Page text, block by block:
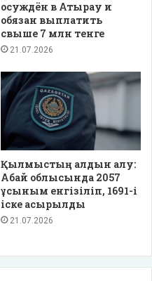
осуждён в Атырау и
обязан выплатить
свыше 7 млн тенге
21.07.2026
Қылмыстың алдын алу:
Абай облысында 2057
ұсыным енгізіліп, 1691-і
іске асырылды
21.07.2026